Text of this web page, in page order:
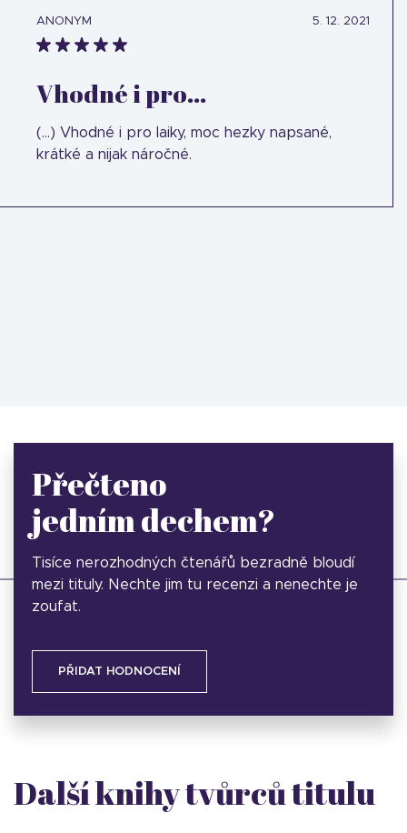
ANONYM 5. 12. 2021
Vhodné i pro...
(...) Vhodné i pro laiky, moc hezky napsané,
krátké a nijak náročné.
Přečteno
jedním dechem?
Tisíce nerozhodných čtenářů bezradně bloudí
mezi tituly. Nechte jim tu recenzi a nenechte je
zoufat.
PŘIDAT HODNOCENÍ
Další knihy tvůrců titulu